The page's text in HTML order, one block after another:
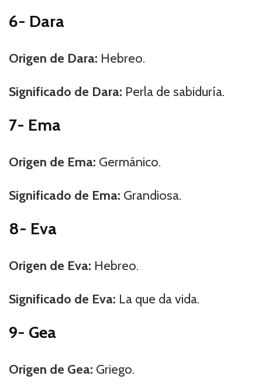
6- Dara
Origen de Dara: Hebreo.
Significado de Dara: Perla de sabiduría.
7- Ema
Origen de Ema: Germánico.
Significado de Ema: Grandiosa.
8- Eva
Origen de Eva: Hebreo.
Significado de Eva: La que da vida.
9- Gea
Origen de Gea: Griego.